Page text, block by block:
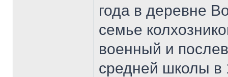
года в деревне
семье
военный и
средней школы в